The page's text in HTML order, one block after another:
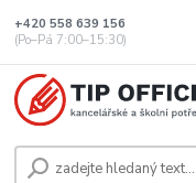
+420 558 639 156
(Po–Pá 7:00–15:30)